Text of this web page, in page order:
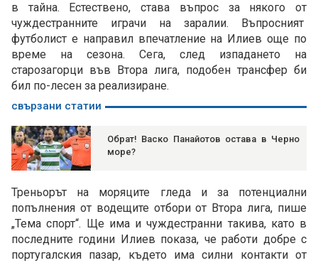
в тайна. Естествено, става въпрос за някого от
чуждестранните играчи на заралии. Въпросният
футболист е направил впечатление на Илиев още по
време на сезона. Сега, след изпадането на
старозагорци във Втора лига, подобен трансфер би
бил по-лесен за реализиране.
свързани статии
Обрат! Васко Панайотов остава в Черно
море?
Треньорът на моряците гледа и за потенциални
попълнения от водещите отбори от Втора лига, пише
„Тема спорт“. Ще има и чуждестранни такива, като в
последните години Илиев показа, че работи добре с
португалския пазар, където има силни контакти от